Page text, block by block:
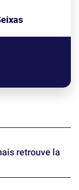
retrouve la